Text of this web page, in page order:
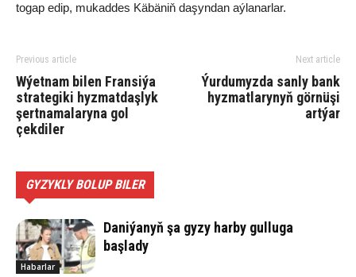
togap edip, mukaddes Käbäniň daşyndan aýlanarlar.
Previous article
Wýetnam bilen Fransiýa
strategiki hyzmatdaşlyk
şertnamalaryna gol
çekdiler
Next article
Ýurdumyzda sanly bank
hyzmatlarynyň görnüşi
artýar
GYZYKLY BOLUP BILER
Habarlar
Daniýanyň şa gyzy harby gulluga
başlady